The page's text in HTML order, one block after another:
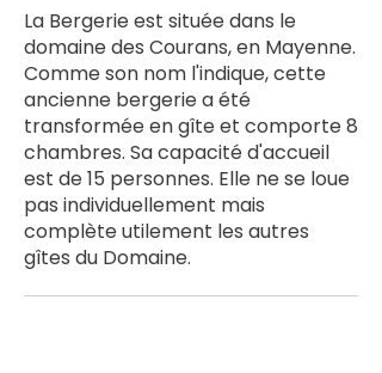
La Bergerie est située dans le
domaine des Courans, en Mayenne.
Comme son nom l'indique, cette
ancienne bergerie a été
transformée en gîte et comporte 8
chambres. Sa capacité d'accueil
est de 15 personnes. Elle ne se loue
pas individuellement mais
complète utilement les autres
gîtes du Domaine.